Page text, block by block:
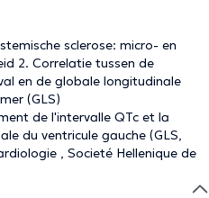
sclerose: micro- en
2. Correlatie tussen de
en de globale longitudinale
(GLS)
de l'intervalle QTc et la
du ventricule gauche (GLS,
, Societé Hellenique de